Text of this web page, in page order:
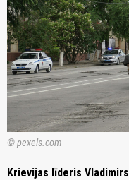
© pexels.com
Krievijas līderis